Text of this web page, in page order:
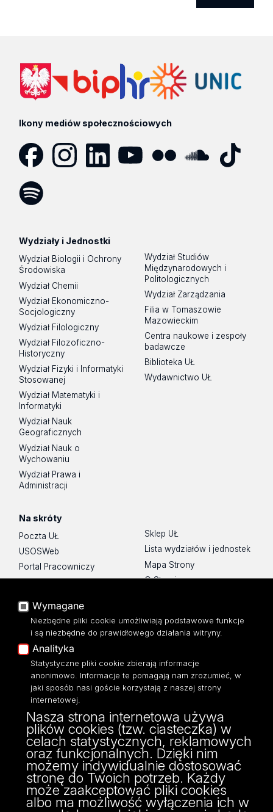
Ikony mediów społecznościowych
Wydziały i Jednostki
Wydział Biologii i Ochrony
Środowiska
Wydział Chemii
Wydział Ekonomiczno-
Socjologiczny
Wydział Filologiczny
Wydział Filozoficzno-
Historyczny
Wydział Fizyki i Informatyki
Stosowanej
Wydział Matematyki i
Informatyki
Wydział Nauk
Geograficznych
Wydział Nauk o
Wychowaniu
Wydział Prawa i
Administracji
Wydział Studiów
Międzynarodowych i
Politologicznych
Wydział Zarządzania
Filia w Tomaszowie
Mazowieckim
Centra naukowe i zespoły
badawcze
Biblioteka UŁ
Wydawnictwo UŁ
Na skróty
Poczta UŁ
USOSWeb
Portal Pracowniczy
Baza Aktów Własnych
Moodle
Eksperci UŁ
Polityka Prywatności
Dostępność
Sklep UŁ
Lista wydziałów i jednostek
Mapa Strony
O Stronie
ul. Narutowicza 68, 90-136 Łódź
NIP: 724 000 32 43
Adres do doręczeń elektronicznych (ADE):
AE:PL-74796-17640-IHHIV-17
KONTAKT
Wymagane
Niezbędne pliki cookie umożliwiają podstawowe funkcje
i są niezbędne do prawidłowego działania witryny.
Analityka
Statystyczne pliki cookie zbierają informacje
anonimowo. Informacje te pomagają nam zrozumieć, w
jaki sposób nasi goście korzystają z naszej strony
internetowej.
Nasza strona internetowa używa
plików cookies (tzw. ciasteczka) w
celach statystycznych, reklamowych
oraz funkcjonalnych. Dzięki nim
możemy indywidualnie dostosować
stronę do Twoich potrzeb. Każdy
może zaakceptować pliki cookies
albo ma możliwość wyłączenia ich w